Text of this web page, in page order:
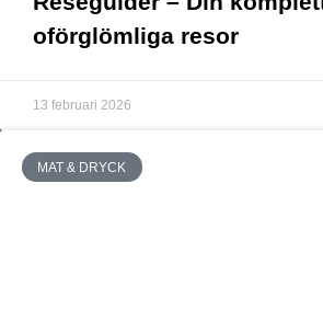
oförglömliga resor
13 februari 2026
MAT & DRYCK